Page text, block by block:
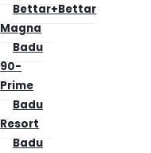
Bettar+Bettar
Magna
Badu
90-
Prime
Badu
Resort
Badu